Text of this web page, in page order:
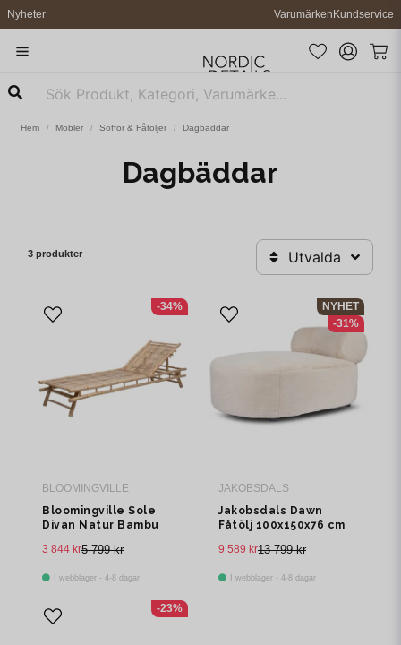
Nyheter VarumärkenKundservice
Hem Möbler Soffor & Fåtöljer Dagbäddar
Dagbäddar
3 produkter Utvalda
BLOOMINGVILLE
Bloomingville Sole
Divan Natur Bambu
5 799 kr
3 844 kr
I webblager - 4-8 dagar
-34%
JAKOBSDALS
Jakobsdals Dawn
Fåtölj 100x150x76 cm
13 799 kr
9 589 kr
I webblager - 4-8 dagar
NYHET
-31%
-23%